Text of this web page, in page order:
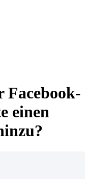
Facebook-
einen